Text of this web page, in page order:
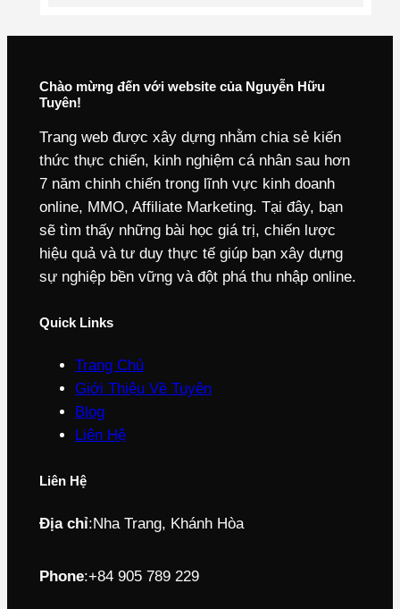
Chào mừng đến với website của Nguyễn Hữu
Tuyên!
Trang web được xây dựng nhằm chia sẻ kiến
thức thực chiến, kinh nghiệm cá nhân sau hơn
7 năm chinh chiến trong lĩnh vực kinh doanh
online, MMO, Affiliate Marketing. Tại đây, bạn
sẽ tìm thấy những bài học giá trị, chiến lược
hiệu quả và tư duy thực tế giúp bạn xây dựng
sự nghiệp bền vững và đột phá thu nhập online.
Quick Links
Trang Chủ
Giới Thiệu Về Tuyên
Blog
Liên Hệ
Liên Hệ
Địa chỉ:Nha Trang, Khánh Hòa
Phone:+84 905 789 229